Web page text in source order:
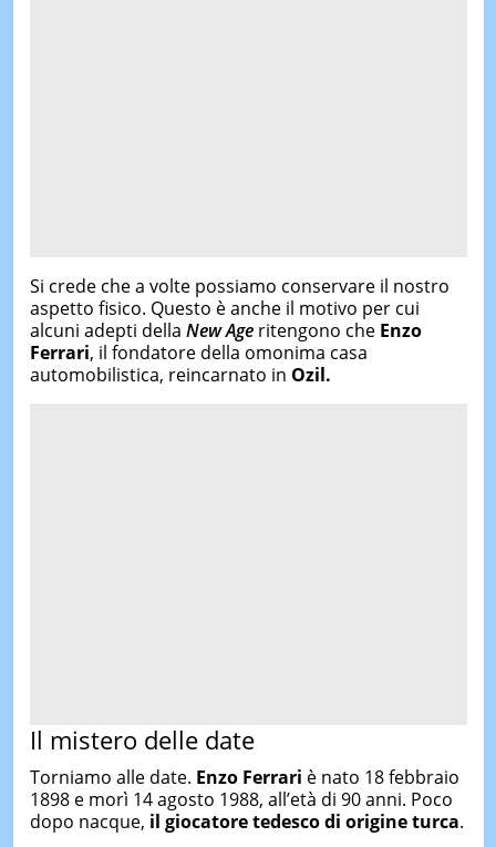
Si crede che a volte possiamo conservare il nostro
aspetto fisico. Questo è anche il motivo per cui
alcuni adepti della New Ageritengono che Enzo
Ferrari, il fondatore della omonima casa
automobilistica, reincarnato in Ozil.
Il mistero delle date
Torniamo alle date. Enzo Ferrari è nato 18 febbraio
1898 e morì 14 agosto 1988, all’età di 90 anni. Poco
dopo nacque, il giocatore tedesco di origine turca.